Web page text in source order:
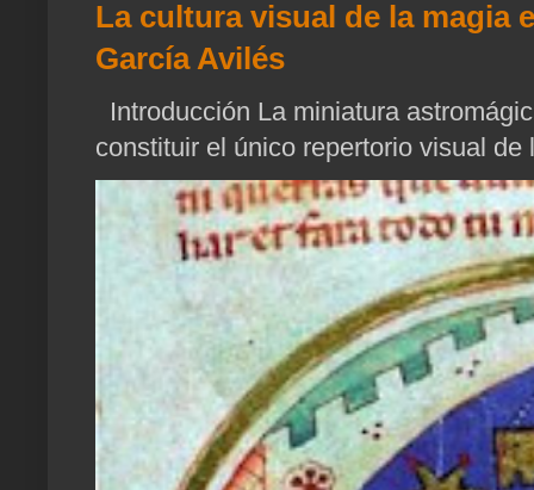
La cultura visual de la magia
García Avilés
Introducción La miniatura
constituir el único repertorio visual de